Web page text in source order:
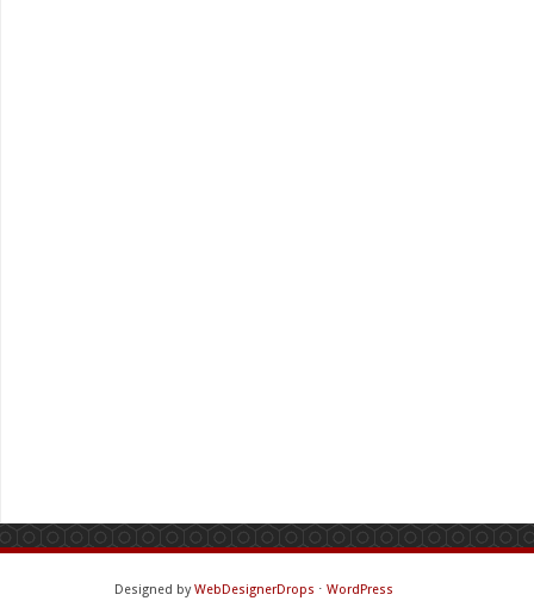
Designed byWebDesignerDrops ⋅ WordPress